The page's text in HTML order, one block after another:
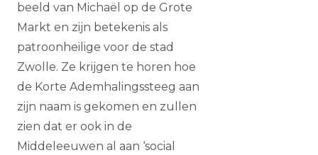
beeld van Michaël op de Grote
Markt en zijn betekenis als
patroonheilige voor de stad
Zwolle. Ze krijgen te horen hoe
de Korte Ademhalingssteeg aan
zijn naam is gekomen en zullen
zien dat er ook in de
Middeleeuwen al aan ‘social